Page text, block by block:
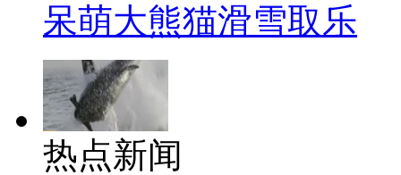
呆萌大熊猫滑雪取乐
热点新闻